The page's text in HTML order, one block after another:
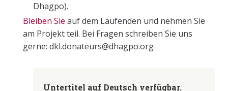
Dhagpo).
Bleiben Sie auf dem Laufenden und nehmen Sie
am Projekt teil. Bei Fragen schreiben Sie uns
gerne: dkl.donateurs@dhagpo.org
Untertitel auf Deutsch verfügbar.